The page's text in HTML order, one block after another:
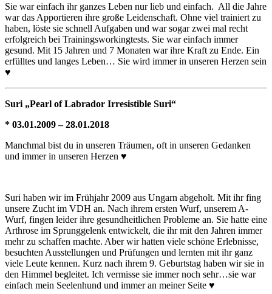
Sie war einfach ihr ganzes Leben nur lieb und einfach. All die Jahre
war das Apportieren ihre große Leidenschaft. Ohne viel trainiert zu
haben, löste sie schnell Aufgaben und war sogar zwei mal recht
erfolgreich bei Trainingsworkingtests. Sie war einfach immer
gesund. Mit 15 Jahren und 7 Monaten war ihre Kraft zu Ende. Ein
erfülltes und langes Leben… Sie wird immer in unseren Herzen sein
♥
Suri „Pearl of Labrador Irresistible Suri“
* 03.01.2009 – 28.01.2018
Manchmal bist du in unseren Träumen, oft in unseren Gedanken
und immer in unseren Herzen ♥
Suri haben wir im Frühjahr 2009 aus Ungarn abgeholt. Mit ihr fing
unsere Zucht im VDH an. Nach ihrem ersten Wurf, unserem A-
Wurf, fingen leider ihre gesundheitlichen Probleme an. Sie hatte eine
Arthrose im Sprunggelenk entwickelt, die ihr mit den Jahren immer
mehr zu schaffen machte. Aber wir hatten viele schöne Erlebnisse,
besuchten Ausstellungen und Prüfungen und lernten mit ihr ganz
viele Leute kennen. Kurz nach ihrem 9. Geburtstag haben wir sie in
den Himmel begleitet. Ich vermisse sie immer noch sehr…sie war
einfach mein Seelenhund und immer an meiner Seite ♥